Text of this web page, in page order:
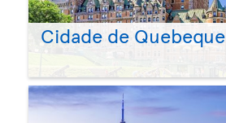
Cidade de Quebeque